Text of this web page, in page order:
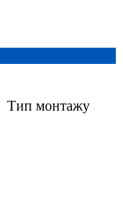
Тип монтажу